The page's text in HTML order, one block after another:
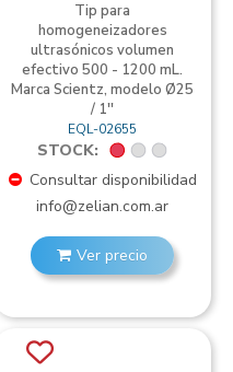
Tip para
homogeneizadores
ultrasónicos volumen
efectivo 500 - 1200 mL.
Marca Scientz, modelo Ø25
/ 1''
EQL-02655
STOCK:
Consultar disponibilidad
info@zelian.com.ar
Ver precio